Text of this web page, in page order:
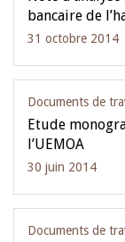
bancaire de
31 octobre 2014
Documents de
Etude
l’UEMOA
30 juin 2014
Documents de